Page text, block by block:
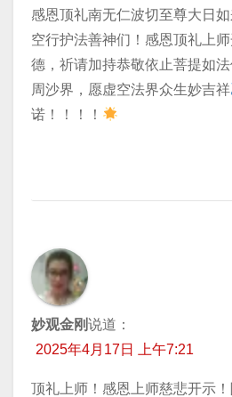
感恩顶礼南无仁波切至尊大日
空行护法善神们！感恩顶礼上
德，祈请加持恭敬依止菩提如
周沙界，愿虚空法界众生妙吉祥
诺！！！！
妙观金刚说道：
2025年4月17日 上午7:21
顶礼上师！感恩上师慈悲开示